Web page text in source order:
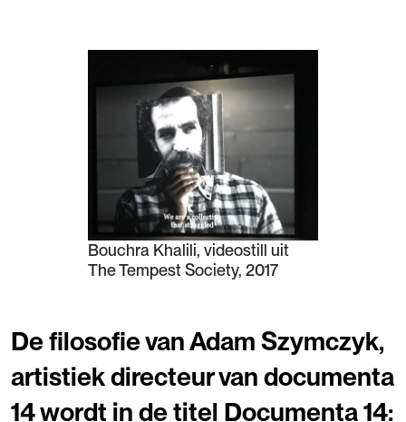
Bouchra Khalili, videostill uit
The Tempest Society, 2017
De filosofie van Adam Szymczyk,
artistiek directeur van documenta
14 wordt in de titel Documenta 14: